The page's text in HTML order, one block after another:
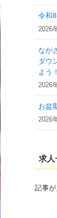
令和
2026
なが
ダウ
よう！
2026
お盆
2026
求人
記事が